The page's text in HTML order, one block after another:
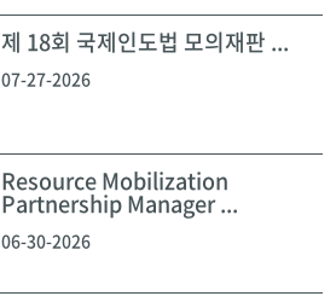
제 18회 국제인도법 모의재판 ...
07-27-2026
Resource Mobilization
Partnership Manager ...
06-30-2026